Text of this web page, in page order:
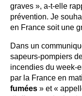
graves », a-t-elle
prévention. Je
en France soit une
Dans un
sapeurs-pompiers
incendies du week-
par la France en
fumées » et «